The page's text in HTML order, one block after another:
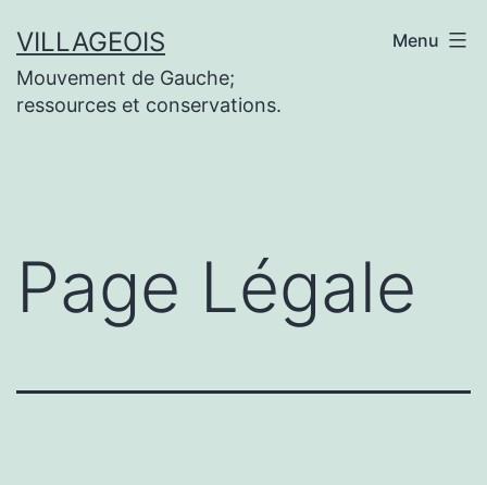
au
contenu
VILLAGEOIS
Mouvement de Gauche;
ressources et conservations.
Menu
Page Légale